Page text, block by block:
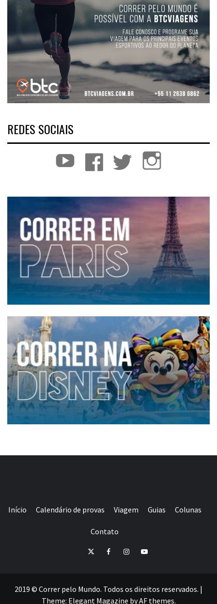
REDES SOCIAIS
YouTube Facebook Twitter
Início Calendário de provas Viagem Guias Colunas
Contato
TwitterFacebookInstagramYoutube
2019 © Correr pelo Mundo. Todos os direitos reservados. |
Theme: Elegant Magazine byAF themes.